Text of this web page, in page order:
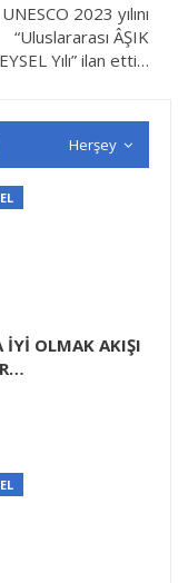
UNESCO 2023 yılını
“Uluslararası ÂŞIK
Yılı” ilan etti…
Herşey
İYİ OLMAK AKIŞI